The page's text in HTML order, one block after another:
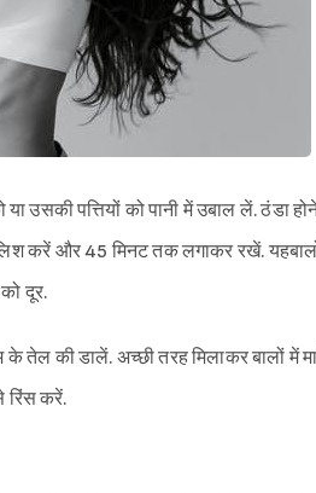
उसकी पत्तियों को पानी में उबाल लें. ठंडा
करें और 45 मिनट तक लगाकर रखें.
दूर.
की डालें. अच्छी तरह मिलाकर बालों में
रिंस करें.